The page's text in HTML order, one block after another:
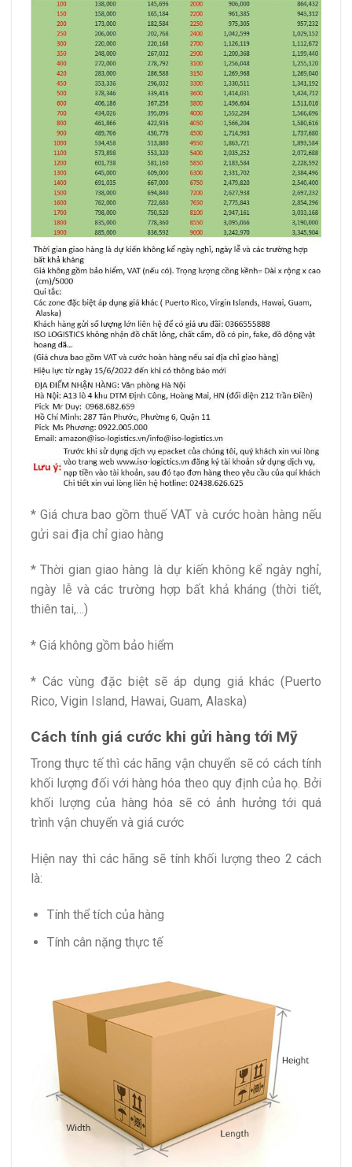
* Giá chưa bao gồm thuế VAT và cước hoàn hàng nếu
gửi sai địa chỉ giao hàng
* Thời gian giao hàng là dự kiến không kể ngày nghỉ,
ngày lễ và các trường hợp bất khả kháng (thời tiết,
thiên tai,…)
* Giá không gồm bảo hiểm
* Các vùng đặc biệt sẽ áp dụng giá khác (Puerto
Rico, Vigin Island, Hawai, Guam, Alaska)
Cách tính giá cước khi gửi hàng tới Mỹ
Trong thực tế thì các hãng vận chuyển sẽ có cách tính
khối lượng đối với hàng hóa theo quy định của họ. Bởi
khối lượng của hàng hóa sẽ có ảnh hưởng tới quá
trình vận chuyển và giá cước
Hiện nay thì các hãng sẽ tính khối lượng theo 2 cách
là:
Tính thể tích của hàng
Tính cân nặng thực tế